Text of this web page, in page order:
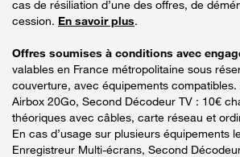
cas de résiliation d’une des offres, de
cession. En savoir plus.
Offres soumises à conditions avec
valables en France métropolitaine sous
couverture, avec équipements compatibles.
Airbox 20Go, Second Décodeur TV : 10€
théoriques avec câbles, carte réseau et
En cas d’usage sur plusieurs équipements
Enregistreur Multi-écrans, Second